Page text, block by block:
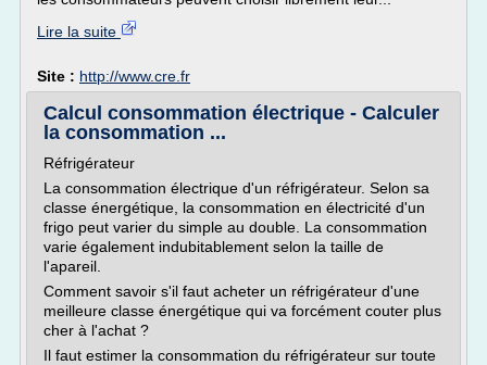
Lire la suite
Site : http://www.cre.fr
Calcul consommation électrique - Calculer
la consommation ...
Réfrigérateur
La consommation électrique d'un réfrigérateur. Selon sa
classe énergétique, la consommation en électricité d'un
frigo peut varier du simple au double. La consommation
varie également indubitablement selon la taille de
l'apareil.
Comment savoir s'il faut acheter un réfrigérateur d'une
meilleure classe énergétique qui va forcément couter plus
cher à l'achat ?
Il faut estimer la consommation du réfrigérateur sur toute